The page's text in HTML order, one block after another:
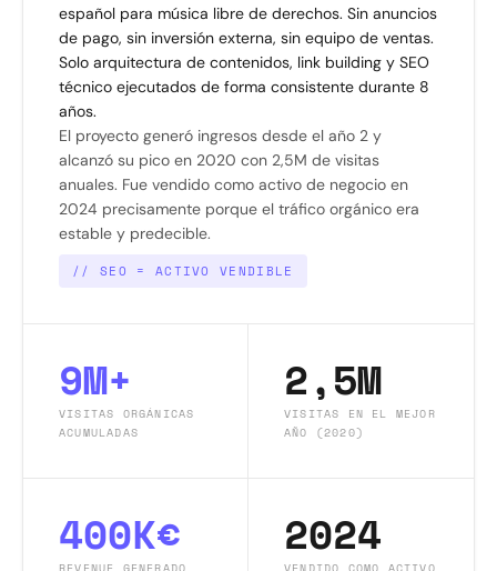
español para música libre de derechos. Sin anuncios
de pago, sin inversión externa, sin equipo de ventas.
Solo arquitectura de contenidos, link building y SEO
técnico ejecutados de forma consistente durante 8
años.
El proyecto generó ingresos desde el año 2 y
alcanzó su pico en 2020 con 2,5M de visitas
anuales. Fue vendido como activo de negocio en
2024 precisamente porque el tráfico orgánico era
estable y predecible.
// SEO = ACTIVO VENDIBLE
9M+
VISITAS ORGÁNICAS
ACUMULADAS
2,5M
VISITAS EN EL MEJOR
AÑO (2020)
400K€ 2024